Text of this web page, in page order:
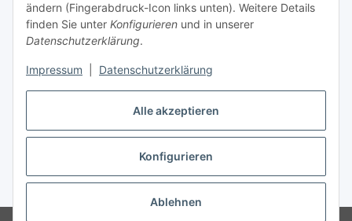
Alle akzeptieren
Konfigurieren
Ablehnen
ändern (Fingerabdruck-Icon links unten). Weitere Details
finden Sie unter Konfigurieren und in unserer
Datenschutzerklärung.
Impressum Datenschutzerklärung
Gesetzliche Informationen
Vertrag widerrufen
* Alle Preise inkl. gesetzlicher USt., zzgl.Versand